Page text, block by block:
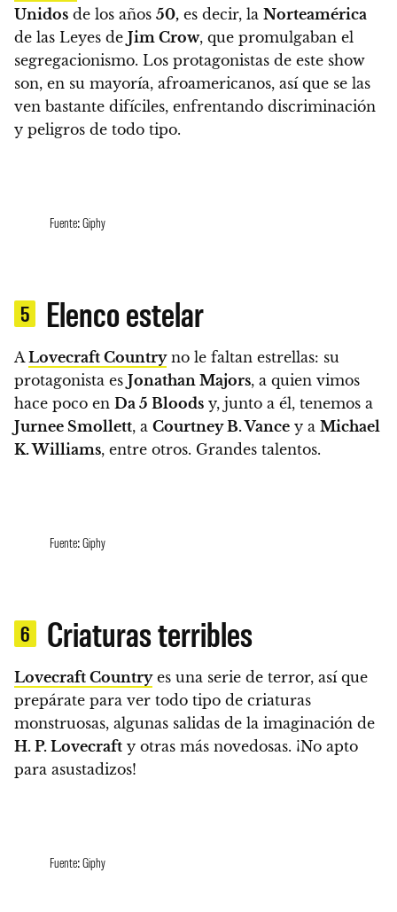
Unidos de los años 50, es decir, la Norteamérica
de las Leyes de Jim Crow, que promulgaban el
segregacionismo. Los protagonistas de este show
son, en su mayoría, afroamericanos, así que se las
ven bastante difíciles, enfrentando discriminación
y peligros de todo tipo.
Fuente: Giphy
5 Elenco estelar
A Lovecraft Countryno le faltan estrellas: su
protagonista es Jonathan Majors, a quien vimos
hace poco en Da 5 Bloods y, junto a él, tenemos a
Jurnee Smollett, a Courtney B. Vance y a Michael
K. Williams, entre otros. Grandes talentos.
Fuente: Giphy
6 Criaturas terribles
Lovecraft Countryes una serie de terror, así que
prepárate para ver todo tipo de criaturas
monstruosas, algunas salidas de la imaginación de
H. P. Lovecraft y otras más novedosas. ¡No apto
para asustadizos!
Fuente: Giphy